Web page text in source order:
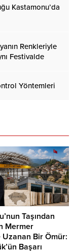
Kastamonu’da
Renkleriyle
Festivalde
Yöntemleri
Taşından
Mermer
Bir Ömür:
Başarı